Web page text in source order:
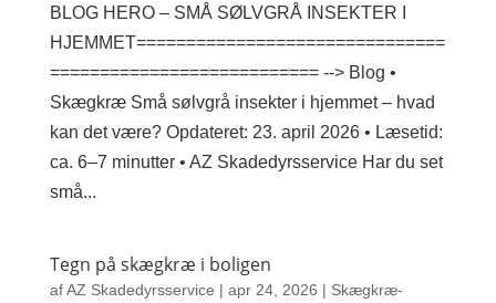
BLOG HERO – SMÅ SØLVGRÅ INSEKTER I
HJEMMET===============================
=========================== --> Blog •
Skægkræ Små sølvgrå insekter i hjemmet – hvad
kan det være? Opdateret: 23. april 2026 • Læsetid:
ca. 6–7 minutter • AZ Skadedyrsservice Har du set
små...
Tegn på skægkræ i boligen
afAZ Skadedyrsservice | apr 24, 2026 | Skægkræ-